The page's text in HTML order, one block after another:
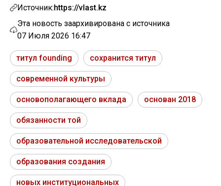
Источник:https://vlast.kz
Эта новость заархивирована с источника
07 Июля 2026 16:47
титул founding сохранится титул
современной культуры
основополагающего вклада основан 2018
обязанности той
образовательной исследовательской
образования создания
новых институциональных